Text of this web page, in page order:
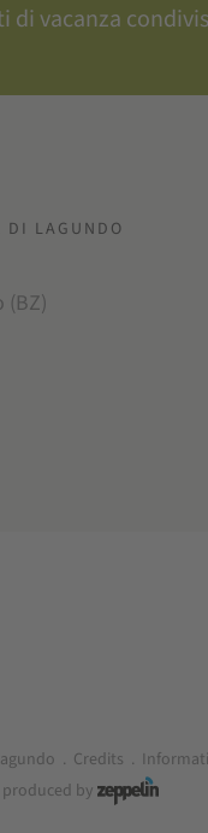
di vacanza
DI LAGUNDO
(BZ)
. Credits .
produced by